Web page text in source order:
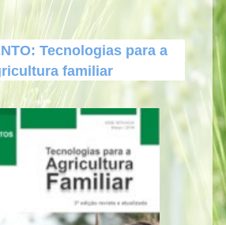
Tecnologias para a
familiar